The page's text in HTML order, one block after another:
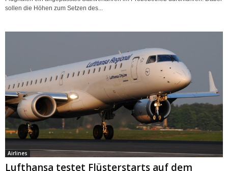
sollen die Höhen zum Setzen des...
Airlines
Lufthansa testet Flüsterstarts auf dem